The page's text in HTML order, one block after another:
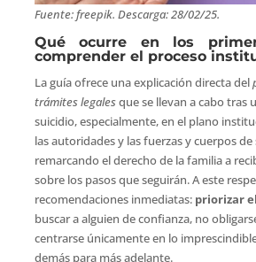
Fuente: freepik. Descarga: 28/02/25.
Qué ocurre en los
comprender el proceso
La guía ofrece una explicación directa del
trámites legalesque se llevan a cabo tras
suicidio, especialmente, en el plano
las autoridades y las fuerzas y cuerpos de
remarcando el derecho de la familia a
sobre los pasos que seguirán. A este
recomendaciones inmediatas: priorizar
buscar a alguien de confianza, no
centrarse únicamente en lo
demás para más adelante.